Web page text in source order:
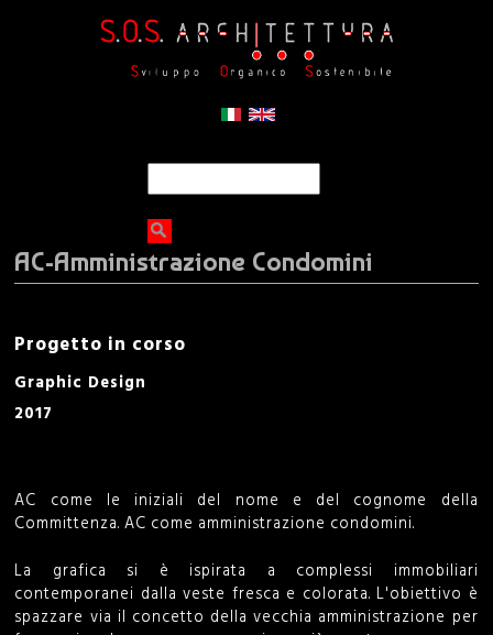
F
o
r
m
i
e
e
r
c
a
AC-Amministrazione Condomini
Progetto in corso
Graphic Design
2017
AC come le iniziali del nome e del cognome della
Committenza. AC come amministrazione condomini.
La grafica si è ispirata a complessi immobiliari
contemporanei dalla veste fresca e colorata. L'obiettivo è
spazzare via il concetto della vecchia amministrazione per